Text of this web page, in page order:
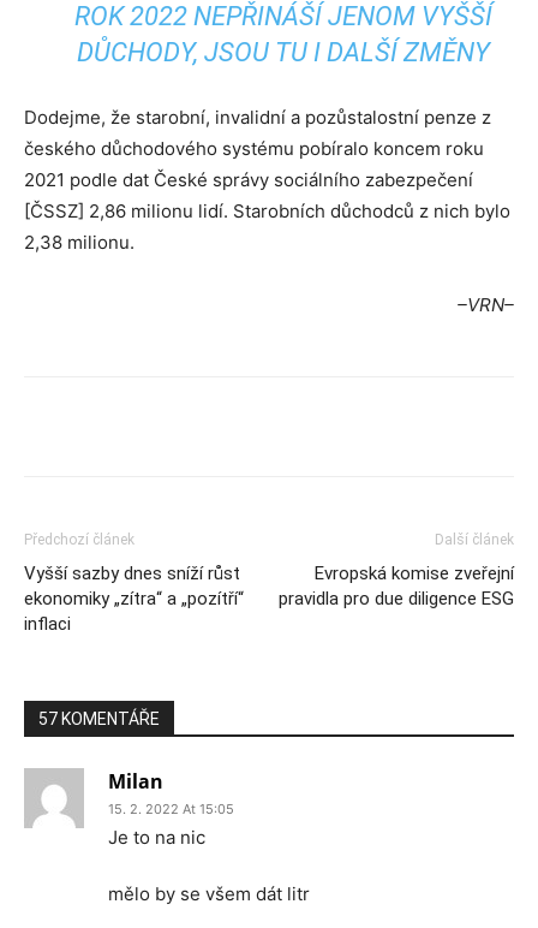
ROK 2022 NEPŘINÁŠÍ JENOM VYŠŠÍ
DŮCHODY, JSOU TU I DALŠÍ ZMĚNY
Dodejme, že starobní, invalidní a pozůstalostní penze z
českého důchodového systému pobíralo koncem roku
2021 podle dat České správy sociálního zabezpečení
[ČSSZ] 2,86 milionu lidí. Starobních důchodců z nich bylo
2,38 milionu.
–VRN–
Předchozí článek
Vyšší sazby dnes sníží růst
ekonomiky „zítra“ a „pozítří“
inflaci
Další článek
Evropská komise zveřejní
pravidla pro due diligence ESG
57 KOMENTÁŘE
Milan
15. 2. 2022 At 15:05
Je to na nic
mělo by se všem dát litr